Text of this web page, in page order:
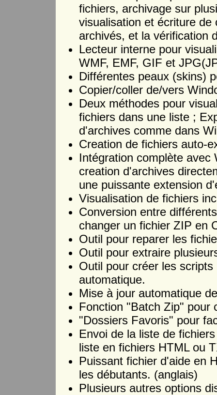
fichiers, archivage sur
visualisation et écriture
archivés, et la vérification
Lecteur interne pour
WMF, EMF, GIF et
Différentes peaux (skins)
Copier/coller de/vers
Deux méthodes pour
fichiers dans une liste ;
d'archives comme dans
Creation de fichiers auto-
Intégration complète avec
creation d'archives
une puissante extension
Visualisation de fichiers
Conversion entre
changer un fichier ZIP en
Outil pour reparer les
Outil pour extraire
Outil pour créer les
automatique.
Mise à jour automatique
Fonction "Batch Zip" pour
"Dossiers Favoris" pour
Envoi de la liste de
liste en fichiers HTML ou
Puissant fichier d'aide en
les débutants. (anglais)
Plusieurs autres options